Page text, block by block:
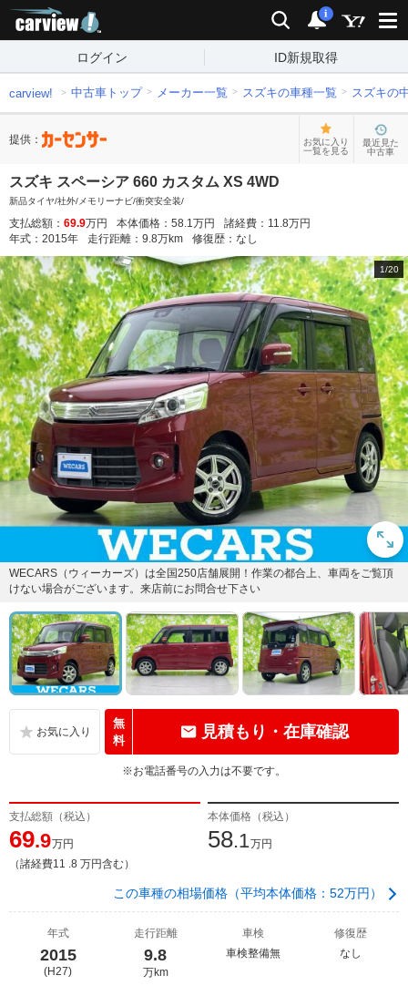
検索 通知
i
ログイン ID新規取得
carview! 中古車トップ メーカー一覧 スズキの車種一覧 スズキの
提供：
お気に入り
一覧を見る
最近見た
中古車
スズキ スペーシア 660 カスタム XS 4WD
新品タイヤ/社外/メモリーナビ/衝突安全装/
支払総額： 69.9万円 本体価格： 58.1万円 諸経費： 11.8万円
年式： 2015年 走行距離： 9.8万km 修復歴： なし
1/20
WECARS（ウィーカーズ）は全国250店舗展開！作業の都合上、車両をご覧頂
けない場合がございます。来店前にお問合せ下さい
無
料
見積もり・在庫確認
※お電話番号の入力は不要です。
支払総額（税込）
69.9万円
（諸経費11 .8 万円含む）
本体価格（税込）
58.1万円
この車種の相場価格（平均本体価格：52万円）
年式
2015
(H27)
走行距離
9.8
万km
車検
車検整備無
修復歴
なし